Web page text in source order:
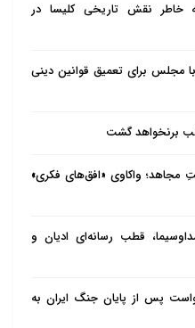
خاطر نقش تاریخی کلیسا در
مجلس برای تعمیق قوانین دینی
برنخواهد گشت
مجاهد؛ واکاوی «افق‌های فکری»
قطب رسانه‌ای ادیان و
پس از پایان جنگ ایران به